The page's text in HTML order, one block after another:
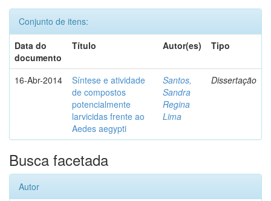
Conjunto de itens:
Data do
documento
Título Autor(es) Tipo
16-Abr-2014
Síntese e atividade
de compostos
potencialmente
larvicidas frente ao
Aedes aegypti
Santos,
Sandra
Regina
Lima
Dissertação
Busca facetada
Autor